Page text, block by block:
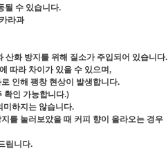
될 수 있습니다.
라과
산화 방지를 위해 질소가 주입되어 있습니다.
따라 차이가 있을 수 있으며,
인해 팽창 현상이 발생합니다.
확인 가능합니다.)
미하지는 않습니다.
를 눌러보았을 때 커피 향이 올라오는 경우
립니다.